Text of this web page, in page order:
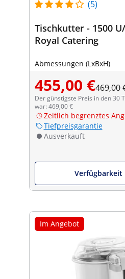
(5)
Tischkutter - 1500
Royal Catering
Abmessungen (LxBxH)
455,00 €469,00
Der günstigste Preis in den 30
war: 469,00 €
Zeitlich begrenztes
Tiefpreisgarantie
Ausverkauft
Verfügbarkeit
Im Angebot